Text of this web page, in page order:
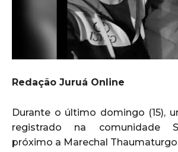
Redação Juruá Online
Durante o último domingo (15),
registrado na comunidade
próximo a Marechal